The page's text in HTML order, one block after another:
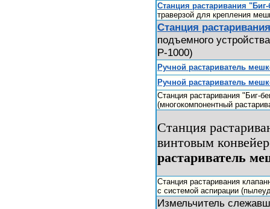
Станция растаривания "Биг-
траверзой для крепления
Станция
подъемного
Р-1000)
Ручной растариватель
Ручной растариватель
Станция растаривания "Биг-
(многокомпонентный
Станция
винтовым
растариватель
Станция растаривания
с системой аспирации
Измельчитель